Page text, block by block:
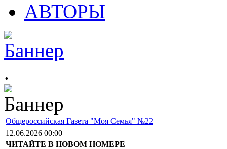
АВТОРЫ
.
Общероссийская Газета "Моя Семья" №22
12.06.2026 00:00
ЧИТАЙТЕ В НОВОМ НОМЕРЕ